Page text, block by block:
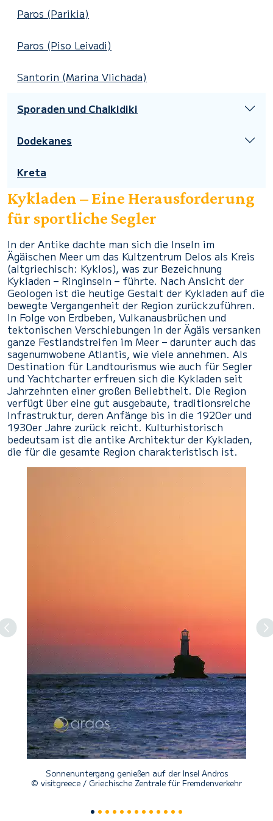
Paros (Parikia)
Paros (Piso Leivadi)
Santorin (Marina Vlichada)
Sporaden und Chalkidiki
Dodekanes
Kreta
Kykladen – Eine Herausforderung
für sportliche Segler
In der Antike dachte man sich die Inseln im
Ägäischen Meer um das Kultzentrum Delos als Kreis
(altgriechisch: Kyklos), was zur Bezeichnung
Kykladen – Ringinseln – führte. Nach Ansicht der
Geologen ist die heutige Gestalt der Kykladen auf die
bewegte Vergangenheit der Region zurückzuführen.
In Folge von Erdbeben, Vulkanausbrüchen und
tektonischen Verschiebungen in der Ägäis versanken
ganze Festlandstreifen im Meer – darunter auch das
sagenumwobene Atlantis, wie viele annehmen. Als
Destination für Landtourismus wie auch für Segler
und Yachtcharter erfreuen sich die Kykladen seit
Jahrzehnten einer großen Beliebtheit. Die Region
verfügt über eine gut ausgebaute, traditionsreiche
Infrastruktur, deren Anfänge bis in die 1920er und
1930er Jahre zurück reicht. Kulturhistorisch
bedeutsam ist die antike Architektur der Kykladen,
die für die gesamte Region charakteristisch ist.
Previous
Sonnenuntergang genießen auf der Insel Andros
© visitgreece / Griechische Zentrale für Fremdenverkehr